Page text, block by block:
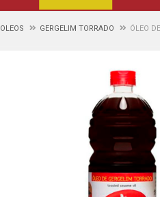
OLEOS GERGELIM TORRADO ÓLEO